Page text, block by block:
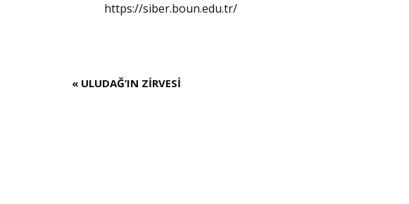
https://siber.boun.edu.tr/
« ULUDAĞ’IN ZİRVESİ